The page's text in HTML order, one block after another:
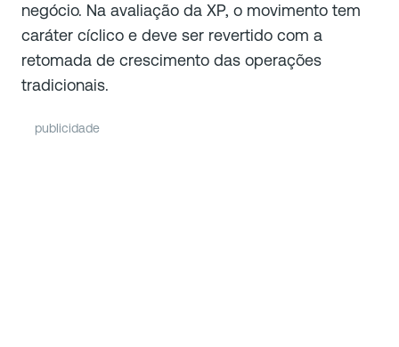
negócio. Na avaliação da XP, o movimento tem
caráter cíclico e deve ser revertido com a
retomada de crescimento das operações
tradicionais.
publicidade